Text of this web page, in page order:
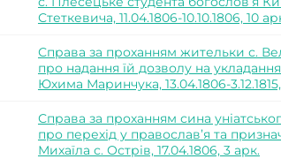
Стеткевича, 11.04.1806-10.10.1806, 10
Справа за проханням жительки с.
про надання їй дозволу на
Юхима Маринчука, 13.04.1806-
Справа за проханням сина
про перехід у православ’я та
Михаїла с. Острів, 17.04.1806, 3 арк.